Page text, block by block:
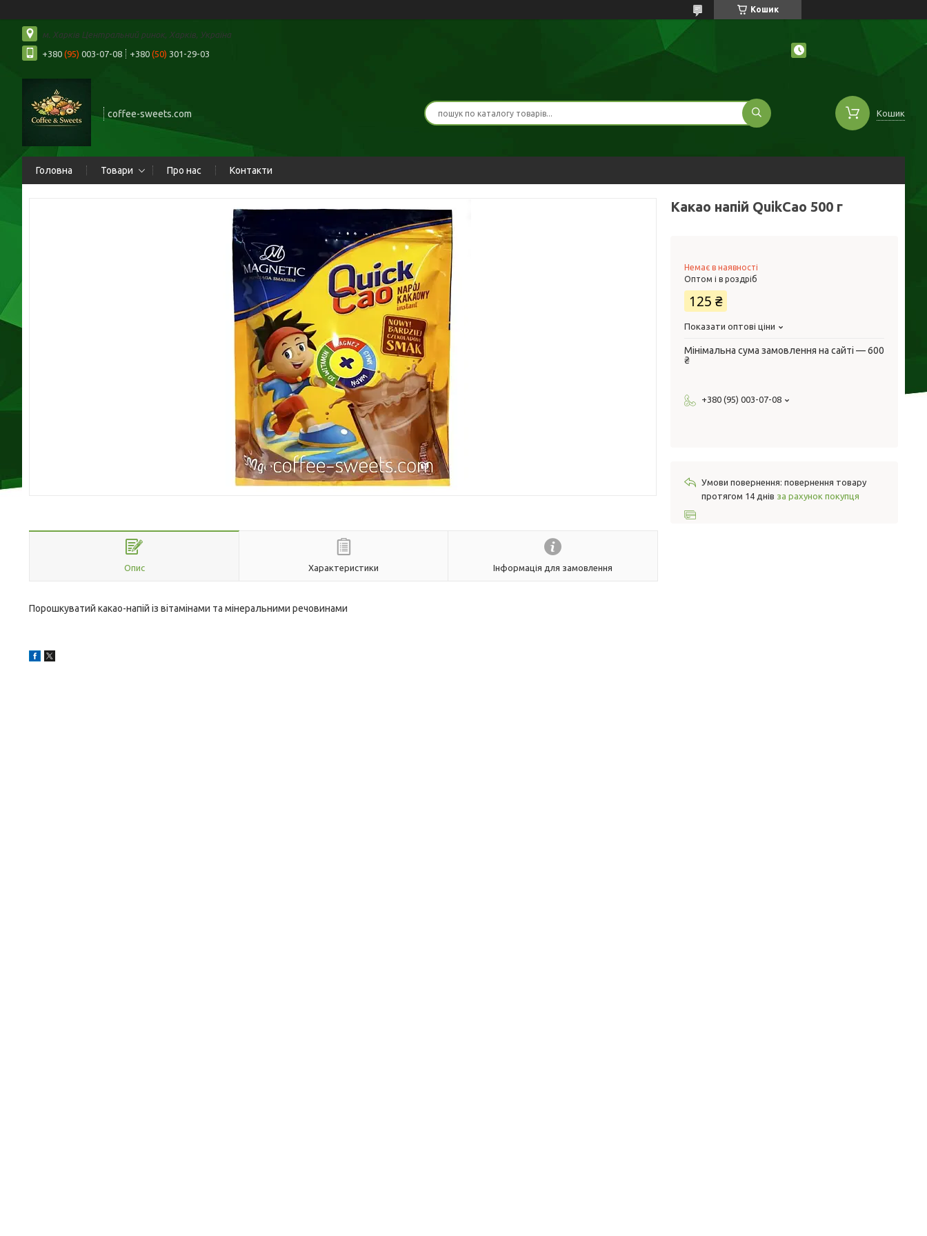
Кошик
м. Харків Центральний ринок, Харків, Україна
+380 (95) 003-07-08 +380 (50) 301-29-03
coffee-sweets.com Кошик
Головна Товари Про нас Контакти
Опис Характеристики Інформація для замовлення
Порошкуватий какао-напій із вітамінами та мінеральними речовинами
Какао напій QuikCao 500 г
Немає в наявності
Оптом і в роздріб
125 ₴
Показати оптові ціни
Мінімальна сума замовлення на сайті — 600
₴
+380 (95) 003-07-08
повернення товару
протягом 14 днів за рахунок покупця